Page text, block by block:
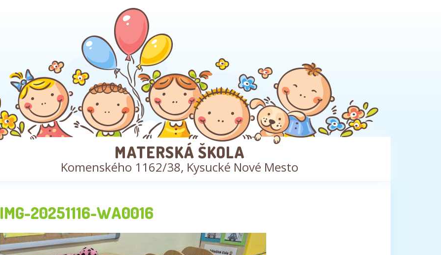
MATERSKÁ ŠKOLA
Komenského 1162/38, Kysucké Nové Mesto
IMG-20251116-WA0016